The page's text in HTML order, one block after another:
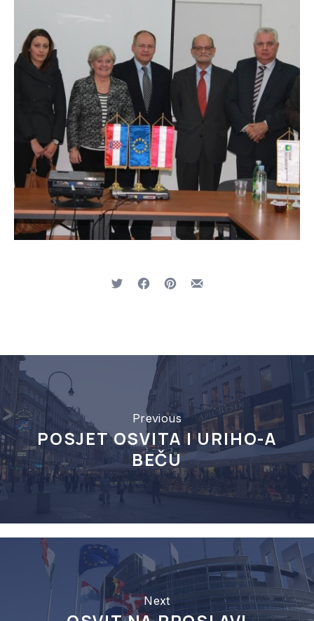
TweetShare on Facebook
Share on Pinterest
Share by Email
Previous
POSJET OSVITA I URIHO-A
BEČU
Next